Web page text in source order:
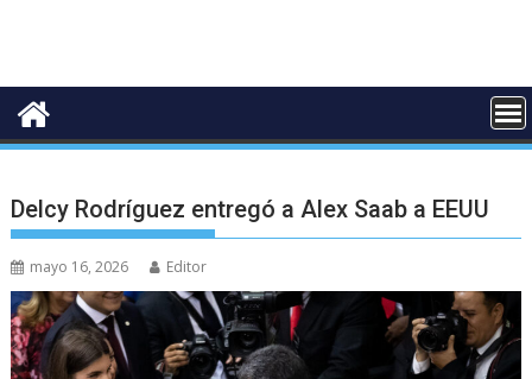
Delcy Rodríguez entregó a Alex Saab a EEUU
mayo 16, 2026 Editor